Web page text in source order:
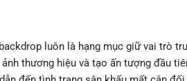
luôn là hạng mục giữ vai trò
thương hiệu và tạo ấn tượng đầu